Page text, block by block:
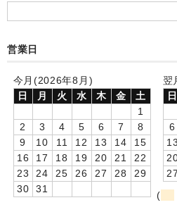
お絵かきギャラリープラス(絵＋個別)
メロディ時計(個別)
制服メモリー
お絵かきギャラリー
営業日
今月(2026年8月)
日
月 火 水 木 金
土
1
2
3 4 5 6 7
8
9
10 11 12 13 14
15
16
17 18 19 20 21
22
23
24 25 26 27 28
29
30
31
翌
日
6
13
27
(